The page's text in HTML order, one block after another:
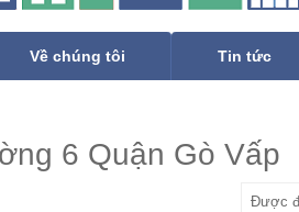
Về chúng tôi Tin tức
6 Quận Gò Vấp
Được